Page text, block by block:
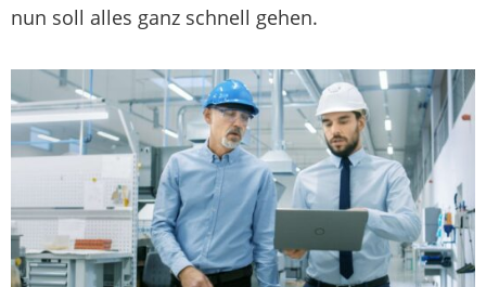
nun soll alles ganz schnell gehen.